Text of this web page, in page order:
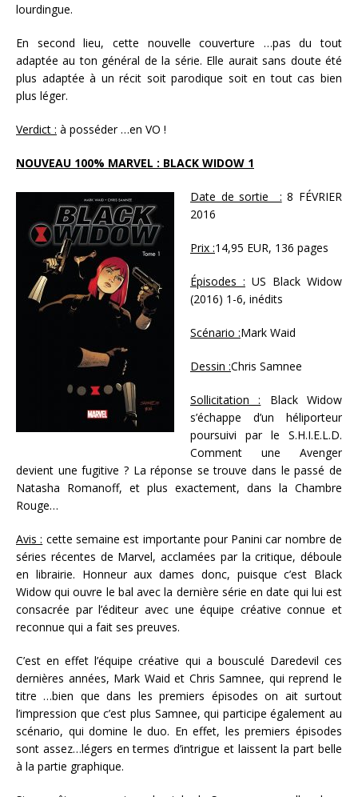
lourdingue.
En second lieu, cette nouvelle couverture …pas du tout
adaptée au ton général de la série. Elle aurait sans doute été
plus adaptée à un récit soit parodique soit en tout cas bien
plus léger.
Verdict : à posséder …en VO !
NOUVEAU 100% MARVEL : BLACK WIDOW 1
Date de sortie : 8 FÉVRIER
2016
Prix :14,95 EUR, 136 pages
Épisodes : US Black Widow
(2016) 1-6, inédits
Scénario :Mark Waid
Dessin :Chris Samnee
Sollicitation : Black Widow
s’échappe d’un héliporteur
poursuivi par le S.H.I.E.L.D.
Comment une Avenger
devient une fugitive ? La réponse se trouve dans le passé de
Natasha Romanoff, et plus exactement, dans la Chambre
Rouge…
Avis : cette semaine est importante pour Panini car nombre de
séries récentes de Marvel, acclamées par la critique, déboule
en librairie. Honneur aux dames donc, puisque c’est Black
Widow qui ouvre le bal avec la dernière série en date qui lui est
consacrée par l’éditeur avec une équipe créative connue et
reconnue qui a fait ses preuves.
C’est en effet l’équipe créative qui a bousculé Daredevil ces
dernières années, Mark Waid et Chris Samnee, qui reprend le
titre …bien que dans les premiers épisodes on ait surtout
l’impression que c’est plus Samnee, qui participe également au
scénario, qui domine le duo. En effet, les premiers épisodes
sont assez…légers en termes d’intrigue et laissent la part belle
à la partie graphique.